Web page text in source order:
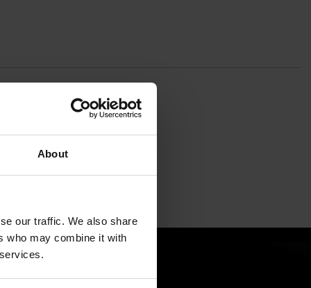
About
our traffic. We also share
who may combine it with